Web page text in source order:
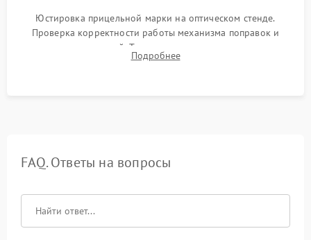
Юстировка прицельной марки на оптическом стенде.
Проверка корректности работы механизма поправок и
отсутствия искажений. Тестирование прицела на ударном
стенде для подтверждения устойчивости к отдаче оружия и
Подробнее
FAQ. Ответы на вопросы